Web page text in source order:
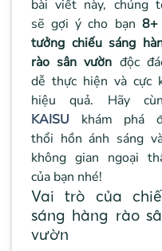
bài viết này, chúng
sẽ gợi ý cho bạn
tưởng chiếu sáng
rào sân vườn độc
dễ thực hiện và cực
hiệu quả. Hãy
KAISU khám phá
thổi hồn ánh sáng
không gian ngoại
của bạn nhé!
Vai trò của
sáng hàng rào
vườn